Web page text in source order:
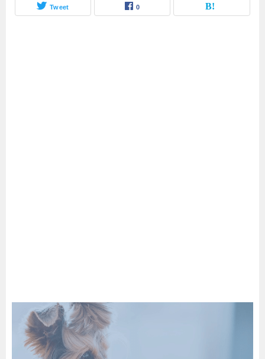
Tweet 0